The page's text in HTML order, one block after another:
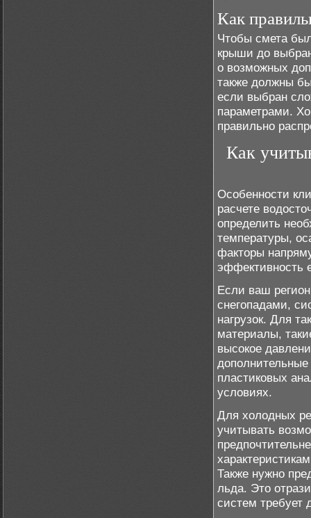
Как
Чтобы смета
крыши до
о возможных
также должны
если выбран
параметрами.
правильно
Как
Особенности
расчете
определить
температуры,
факторы
эффективность
Если ваш
снегопадами,
нагрузок. Для
материалы,
высокое
пластиковых
условиях.
Для холодных
учитывать
Также нужно
льда. Это
систем требует